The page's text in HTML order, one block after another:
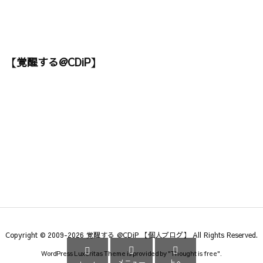
【覚醒する@CDiP】
Copyright © 2009-2026 覚醒する @CDiP 【個人ブログ】 All Rights Reserved.
WordPress Luxeritas Theme is provided by "Thought is free".
  